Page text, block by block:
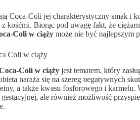
Coca-Coli jej charakterystyczny smak i
kośćmi. Biorąc pod uwagę fakt, że
Coli w ciąży może nie być najlepszym
Coli w ciąży
Coli w ciąży jest tematem, który
naraża się na szereg negatywnych
a także kwasu fosforowego i karmelu.
ale również możliwość